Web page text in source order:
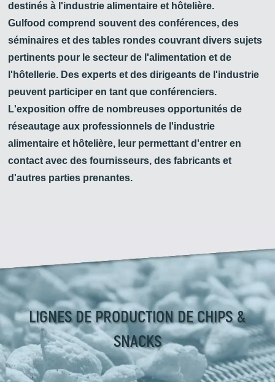
destinés à l'industrie alimentaire et hôtelière.
Gulfood comprend souvent des conférences, des
séminaires et des tables rondes couvrant divers sujets
pertinents pour le secteur de l'alimentation et de
l'hôtellerie. Des experts et des dirigeants de l'industrie
peuvent participer en tant que conférenciers.
L'exposition offre de nombreuses opportunités de
réseautage aux professionnels de l'industrie
alimentaire et hôtelière, leur permettant d'entrer en
contact avec des fournisseurs, des fabricants et
d'autres parties prenantes.
LIGNES DE PRODUCTION DE CHIPS &
SNACKS
Zirve Extrussion